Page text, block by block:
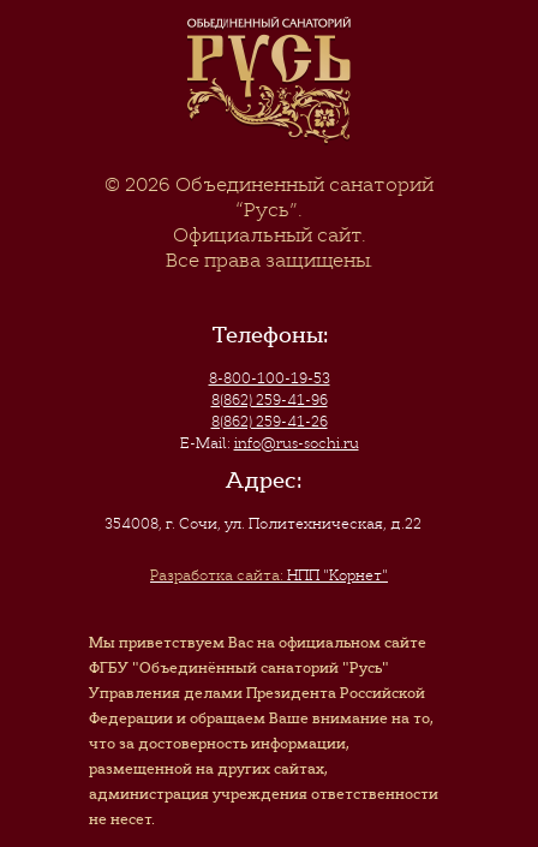
© 2026 Объединенный санаторий
“Русь”.
Официальный сайт.
Все права защищены.
Телефоны:
8-800-100-19-53
8(862) 259-41-96
8(862) 259-41-26
E-Mail: info@rus-sochi.ru
Адрес:
354008, г. Сочи,ул. Политехническая, д.22
Разработка сайта: НПП "Корнет"
Мы приветствуем Вас на официальном сайте
ФГБУ "Объединённый санаторий "Русь"
Управления делами Президента Российской
Федерации и обращаем Ваше внимание на то,
что за достоверность информации,
размещенной на других сайтах,
администрация учреждения ответственности
не несет.